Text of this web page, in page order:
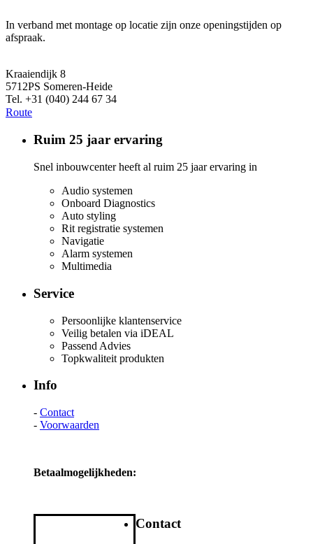
In verband met montage op locatie zijn onze openingstijden op
afspraak.
Kraaiendijk 8
5712PS Someren-Heide
Tel. +31 (040) 244 67 34
Route
Ruim 25 jaar ervaring
Snel inbouwcenter heeft al ruim 25 jaar ervaring in
Audio systemen
Onboard Diagnostics
Auto styling
Rit registratie systemen
Navigatie
Alarm systemen
Multimedia
Service
Persoonlijke klantenservice
Veilig betalen via iDEAL
Passend Advies
Topkwaliteit produkten
Info
- Contact
- Voorwaarden
Betaalmogelijkheden:
Contact